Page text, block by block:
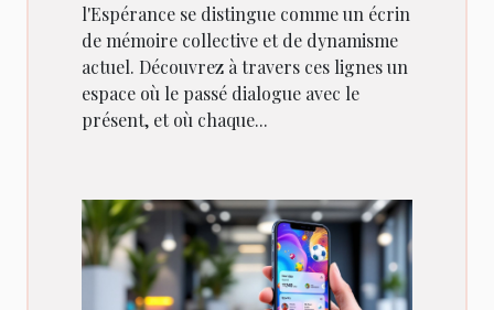
l'Espérance se distingue comme un écrin
de mémoire collective et de dynamisme
actuel. Découvrez à travers ces lignes un
espace où le passé dialogue avec le
présent, et où chaque...